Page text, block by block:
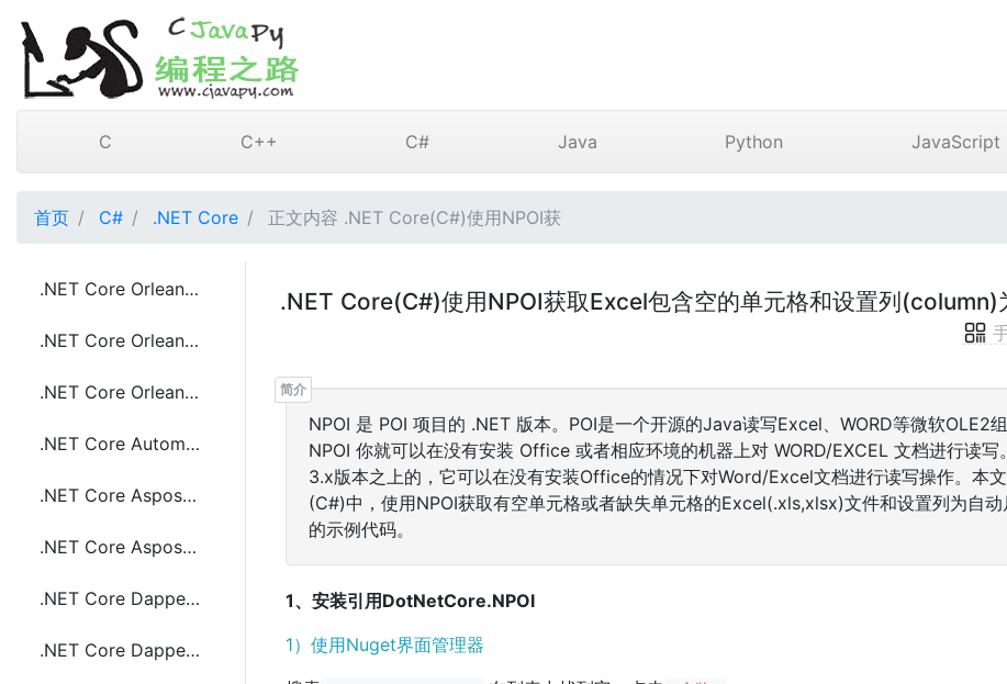
C C++ C# Java Python JavaScript
首页 C# .NET Core 正文内容 .NET Core(C#)使用NPOI获
.NET Core Orleans框架介绍
.NET Core Orleans框架的优点
.NET Core Orleans中Grains的介绍
.NET Core Automapper 指定自定义映射规则的方法
.NET Core Aspose Word(.doc,docx)转成pdf文件
.NET Core Aspose Word(.doc,docx)文件加水印
.NET Core Dapper(ORM) 执行sql语句和事物(Transaction)
.NET Core Dapper返回存储过程输出(output)参数
.NET Core(C#)使用NPOI获取Excel包含空的单元格和设置列(column)
NPOI 是 POI 项目的 .NET 版本。POI是一个开源的Java读写Excel、WORD等微软OLE2
NPOI 你就可以在没有安装 Office 或者相应环境的机器上对 WORD/EXCEL 文档进行读写
3.x版本之上的，它可以在没有安装Office的情况下对Word/Excel文档进行读写操作。本
(C#)中，使用NPOI获取有空单元格或者缺失单元格的Excel(.xls,xlsx)文件和设置列为自
的示例代码。
1、安装引用DotNetCore.NPOI
1）使用Nuget界面管理器